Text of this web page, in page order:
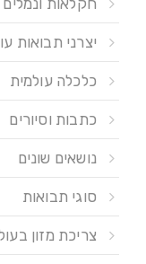
חקלאות
יצרני תבואות
כלכלה עולמית
כתבות וסיורים
נושאים שונים
סוגי תבואות
צריכת מזון